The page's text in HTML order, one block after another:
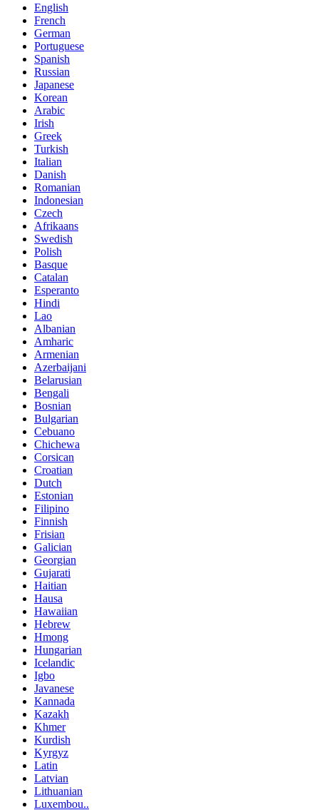
English
French
German
Portuguese
Spanish
Russian
Japanese
Korean
Arabic
Irish
Greek
Turkish
Italian
Danish
Romanian
Indonesian
Czech
Afrikaans
Swedish
Polish
Basque
Catalan
Esperanto
Hindi
Lao
Albanian
Amharic
Armenian
Azerbaijani
Belarusian
Bengali
Bosnian
Bulgarian
Cebuano
Chichewa
Corsican
Croatian
Dutch
Estonian
Filipino
Finnish
Frisian
Galician
Georgian
Gujarati
Haitian
Hausa
Hawaiian
Hebrew
Hmong
Hungarian
Icelandic
Igbo
Javanese
Kannada
Kazakh
Khmer
Kurdish
Kyrgyz
Latin
Latvian
Lithuanian
Luxembou..